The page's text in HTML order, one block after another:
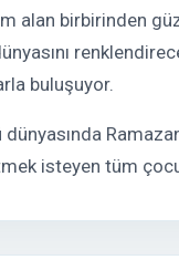
alan birbirinden
buluşuyor.
isteyen tüm